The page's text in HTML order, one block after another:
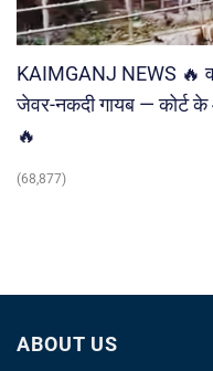
KAIMGANJ NEWS 🔥
जेवर-नकदी गायब — कोर्ट के
🔥
(68,877)
ABOUT US